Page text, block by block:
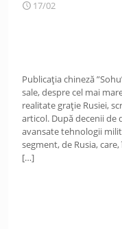
17/02
Publicația chineză
sale, despre cel mai
realitate grație Rusiei,
articol. După decenii
avansate tehnologii
segment, de Rusia,
[…]